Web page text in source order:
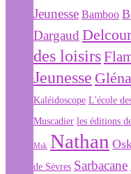
Jeunesse Bamboo
Dargaud
des loisirs
Jeunesse
Kaléidoscope L'école
Muscadier les éditions
Msk Nathan
de Sèvres Sarbacane